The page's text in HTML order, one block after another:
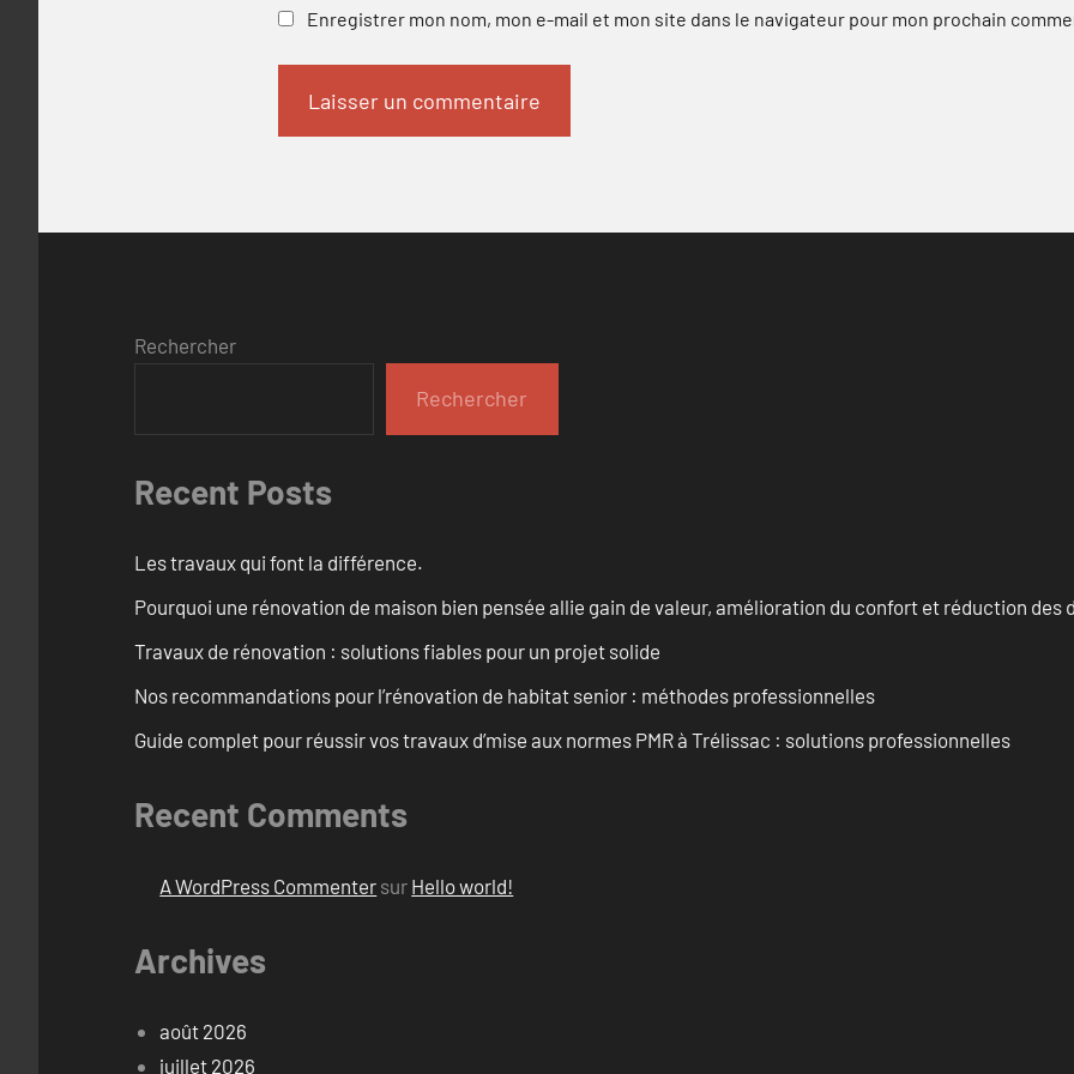
Enregistrer mon nom, mon e-mail et mon site dans le navigateur pour mon prochain
Rechercher
Rechercher
Recent Posts
Les travaux qui font la différence.
Pourquoi une rénovation de maison bien pensée allie gain de valeur, amélioration du confort et réduction des
Travaux de rénovation : solutions fiables pour un projet solide
Nos recommandations pour l’rénovation de habitat senior : méthodes professionnelles
Guide complet pour réussir vos travaux d’mise aux normes PMR à Trélissac : solutions professionnelles
Recent Comments
A WordPress Commenter sur Hello world!
Archives
août 2026
juillet 2026